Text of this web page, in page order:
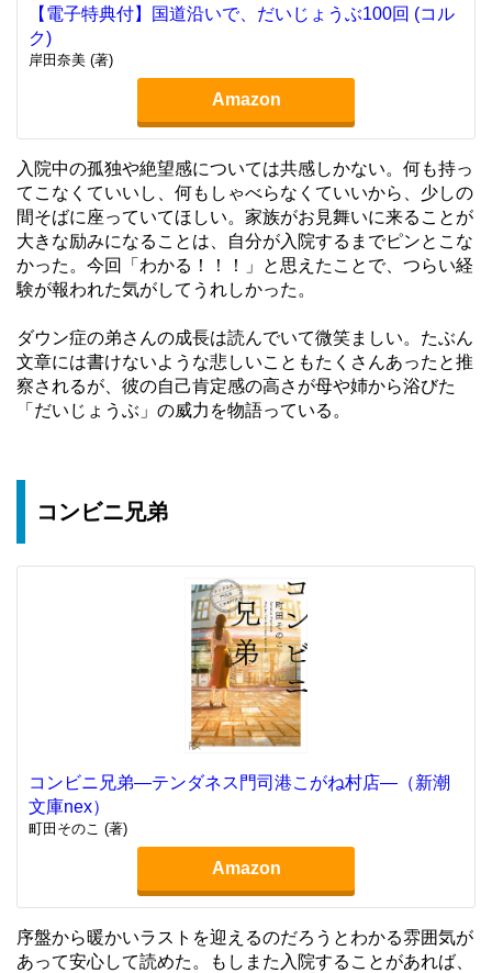
【電子特典付】国道沿いで、だいじょうぶ100回 (コル
ク)
岸田奈美 (著)
Amazon
入院中の孤独や絶望感については共感しかない。何も持っ
てこなくていいし、何もしゃべらなくていいから、少しの
間そばに座っていてほしい。家族がお見舞いに来ることが
大きな励みになることは、自分が入院するまでピンとこな
かった。今回「わかる！！！」と思えたことで、つらい経
験が報われた気がしてうれしかった。
ダウン症の弟さんの成長は読んでいて微笑ましい。たぶん
文章には書けないような悲しいこともたくさんあったと推
察されるが、彼の自己肯定感の高さが母や姉から浴びた
「だいじょうぶ」の威力を物語っている。
コンビニ兄弟
コンビニ兄弟―テンダネス門司港こがね村店―（新潮
文庫nex）
町田そのこ (著)
Amazon
序盤から暖かいラストを迎えるのだろうとわかる雰囲気が
あって安心して読めた。もしまた入院することがあれば、